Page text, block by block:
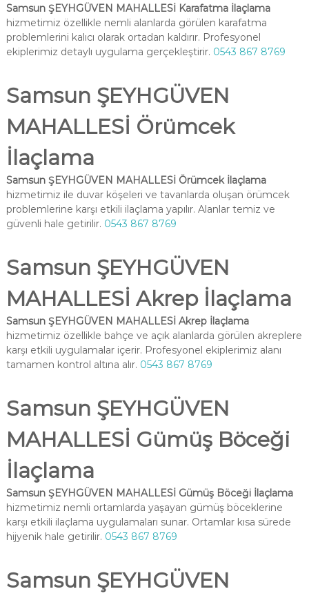
Samsun ŞEYHGÜVEN MAHALLESİ Karafatma İlaçlama
hizmetimiz özellikle nemli alanlarda görülen karafatma
problemlerini kalıcı olarak ortadan kaldırır. Profesyonel
ekiplerimiz detaylı uygulama gerçekleştirir. 0543 867 8769
Samsun ŞEYHGÜVEN
MAHALLESİ Örümcek
İlaçlama
Samsun ŞEYHGÜVEN MAHALLESİ Örümcek İlaçlama
hizmetimiz ile duvar köşeleri ve tavanlarda oluşan örümcek
problemlerine karşı etkili ilaçlama yapılır. Alanlar temiz ve
güvenli hale getirilir. 0543 867 8769
Samsun ŞEYHGÜVEN
MAHALLESİ Akrep İlaçlama
Samsun ŞEYHGÜVEN MAHALLESİ Akrep İlaçlama
hizmetimiz özellikle bahçe ve açık alanlarda görülen akreplere
karşı etkili uygulamalar içerir. Profesyonel ekiplerimiz alanı
tamamen kontrol altına alır. 0543 867 8769
Samsun ŞEYHGÜVEN
MAHALLESİ Gümüş Böceği
İlaçlama
Samsun ŞEYHGÜVEN MAHALLESİ Gümüş Böceği İlaçlama
hizmetimiz nemli ortamlarda yaşayan gümüş böceklerine
karşı etkili ilaçlama uygulamaları sunar. Ortamlar kısa sürede
hijyenik hale getirilir. 0543 867 8769
Samsun ŞEYHGÜVEN